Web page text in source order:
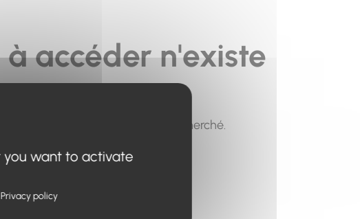
accéder n'existe
menu pour trouver le contenu recherché.
you want to activate
Privacy policy